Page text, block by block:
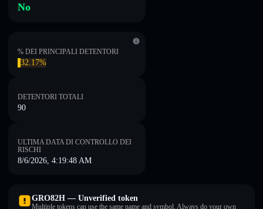
No
% DEI PRINCIPALI DETENTORI
32.17%
DETENTORI TOTALI
90
ULTIMA DATA DI CONTROLLO DEI
RISCHI
8/6/2026, 4:19:48 AM
GRO82H — Unverified token
Multiple tokens can use the same name and symbol. Always do your own